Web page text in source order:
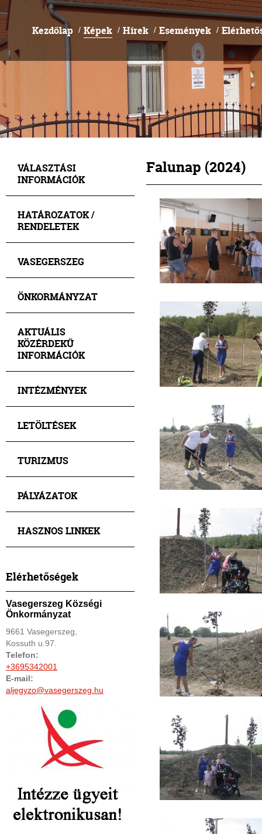
Kezdőlap / Képek / Hírek / Események /
VÁLASZTÁSI
INFORMÁCIÓK
HATÁROZATOK /
RENDELETEK
VASEGERSZEG
ÖNKORMÁNYZAT
AKTUÁLIS
KÖZÉRDEKŰ
INFORMÁCIÓK
INTÉZMÉNYEK
LETÖLTÉSEK
TURIZMUS
PÁLYÁZATOK
HASZNOS LINKEK
Elérhetőségek
Vasegerszeg Községi
Önkormányzat
9661 Vasegerszeg,
Kossuth u.97.
Telefon:
+3695342001
E-mail:
aljegyzo@vasegerszeg.hu
Falunap (2024)